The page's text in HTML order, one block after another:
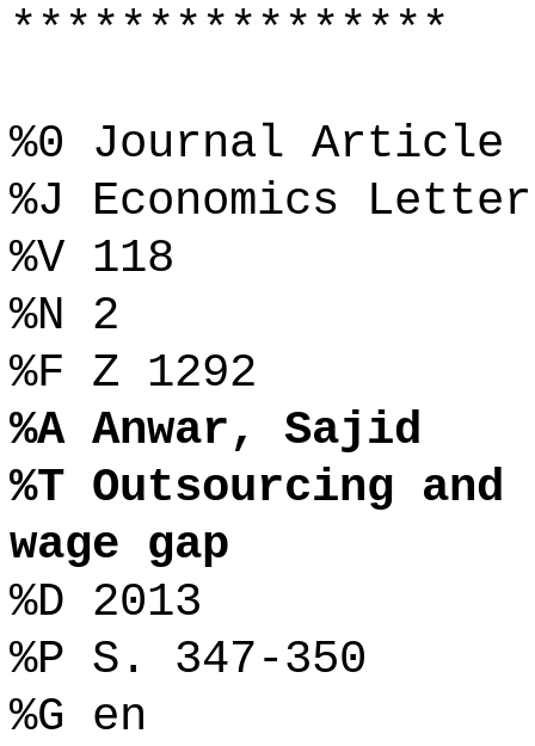
****************
%0 Journal Article
%J Economics
%V 118
%N 2
%F Z 1292
%A Anwar, Sajid
%T Outsourcing
wage gap
%D 2013
%P S. 347-350
%G en